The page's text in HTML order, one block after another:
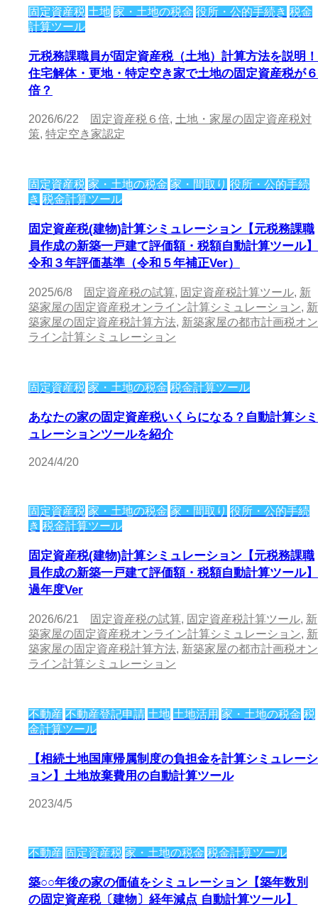
固定資産税 土地 家・土地の税金 役所・公的手続き 税金
計算ツール
元税務課職員が固定資産税（土地）計算方法を説明！
住宅解体・更地・特定空き家で土地の固定資産税が６
倍？
2026/6/22 固定資産税６倍, 土地・家屋の固定資産税対
策, 特定空き家認定
固定資産税 家・土地の税金 家・間取り 役所・公的手続
き 税金計算ツール
固定資産税(建物)計算シミュレーション【元税務課職
員作成の新築一戸建て評価額・税額自動計算ツール】
令和３年評価基準（令和５年補正Ver）
2025/6/8 固定資産税の試算, 固定資産税計算ツール, 新
築家屋の固定資産税オンライン計算シミュレーション, 新
築家屋の固定資産税計算方法, 新築家屋の都市計画税オン
ライン計算シミュレーション
固定資産税 家・土地の税金 税金計算ツール
あなたの家の固定資産税いくらになる？自動計算シミ
ュレーションツールを紹介
2024/4/20
固定資産税 家・土地の税金 家・間取り 役所・公的手続
き 税金計算ツール
固定資産税(建物)計算シミュレーション【元税務課職
員作成の新築一戸建て評価額・税額自動計算ツール】
過年度Ver
2026/6/21 固定資産税の試算, 固定資産税計算ツール, 新
築家屋の固定資産税オンライン計算シミュレーション, 新
築家屋の固定資産税計算方法, 新築家屋の都市計画税オン
ライン計算シミュレーション
不動産 不動産登記申請 土地 土地活用 家・土地の税金 税
金計算ツール
【相続土地国庫帰属制度の負担金を計算シミュレーシ
ョン】土地放棄費用の自動計算ツール
2023/4/5
不動産 固定資産税 家・土地の税金 税金計算ツール
築○○年後の家の価値をシミュレーション【築年数別
の固定資産税〔建物〕経年減点 自動計算ツール】